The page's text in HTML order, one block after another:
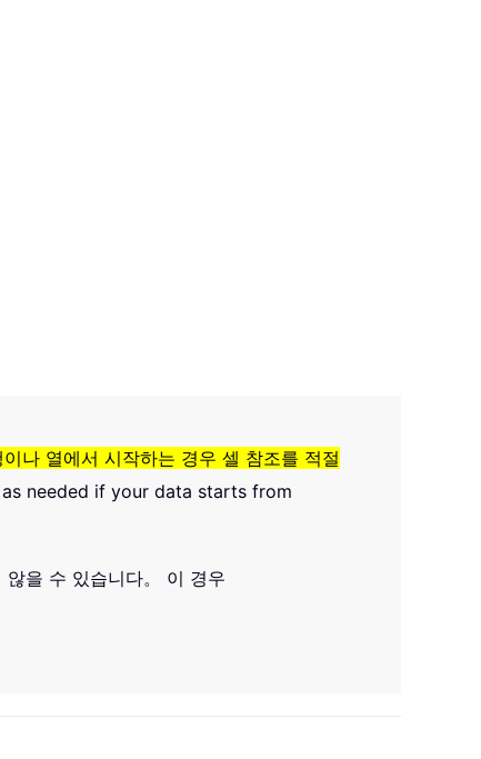
나 열에서 시작하는 경우 셀 참조를 적절
needed if your data starts from
을 수 있습니다。 이 경우